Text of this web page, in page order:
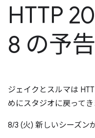
HTTP
8 の予
ジェイクとスルマは
めにスタジオに戻ってき
8/3 (火) 新しいシーズン